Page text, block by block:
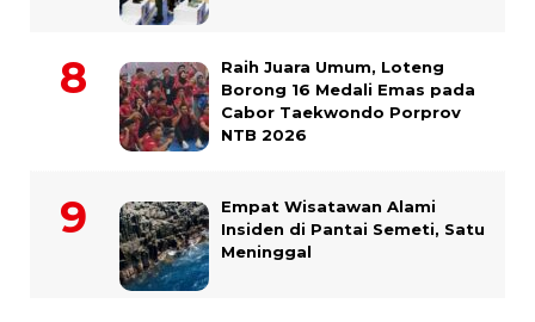
Raih Juara Umum, Loteng
Borong 16 Medali Emas pada
Cabor Taekwondo Porprov
NTB 2026
Empat Wisatawan Alami
Insiden di Pantai Semeti, Satu
Meninggal